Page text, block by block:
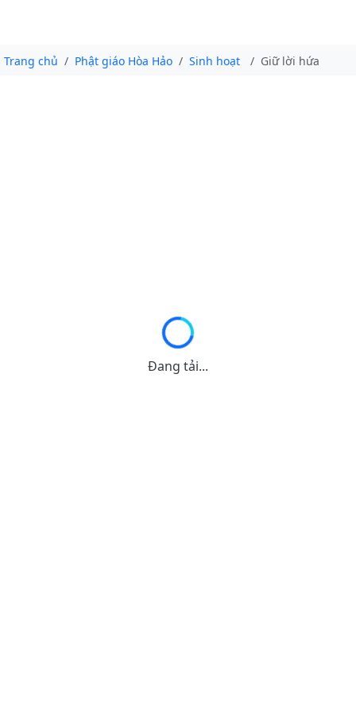
Trang chủ Phật giáo Hòa Hảo Sinh hoạt Giữ lời hứa
Đang tải...